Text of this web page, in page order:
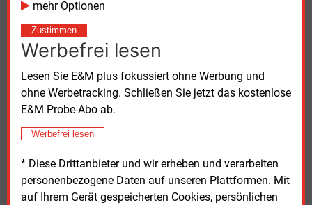
mehr Optionen
Zustimmen
Werbefrei lesen
Lesen Sie E&M plus fokussiert ohne Werbung und
ohne Werbetracking. Schließen Sie jetzt das kostenlose
E&M Probe-Abo ab.
Werbefrei lesen
* Diese Drittanbieter und wir erheben und verarbeiten
personenbezogene Daten auf unseren Plattformen. Mit
auf Ihrem Gerät gespeicherten Cookies, persönlichen
7,8 Prozent hervor. Seat legte um 12,0
Prozent Marktanteil). Auch Fiat (+30,2 Prozent),
Suzuki (+5,7 Prozent) und Renault (+3,6 Prozent)
verzeichneten hingegen unter anderem Mazda (–24,8
Prozent), Toyota (–17,3 Prozent), Hyundai (–9,5
Prozent) und Peugeot (–2,9 Prozent).
bei der Marke Tesla. Der E-Auto-Hersteller hatte
offensichtlich unter den Eskapaden des Firmenchefs
Elon Musk zu leiden und lediglich noch 885